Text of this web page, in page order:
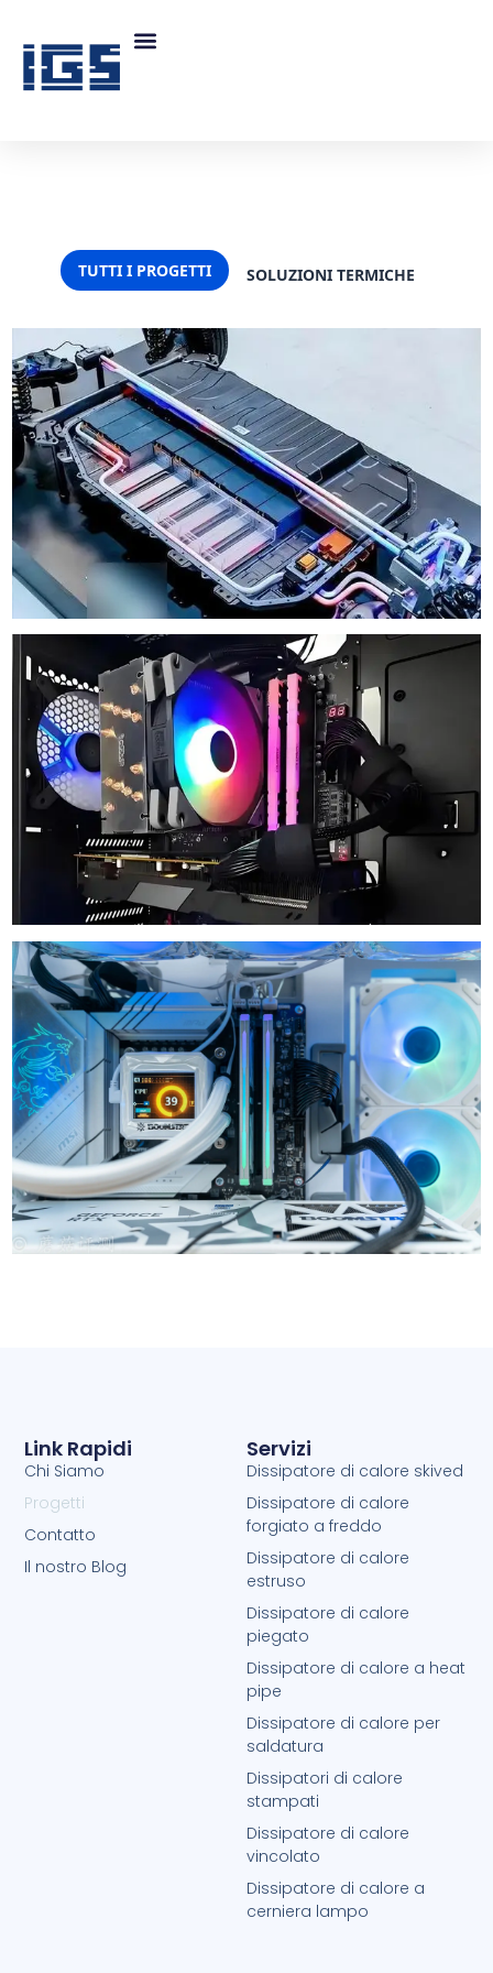
TUTTI I PROGETTI SOLUZIONI TERMICHE
Dissipatore Di Calore Per Batteria Di Veicoli A
Nuova Energia
Dissipatore Di Calore CPU
Dissipatore Di Calore Per PC
Servizi
Dissipatore di calore skived
Dissipatore di calore
forgiato a freddo
Dissipatore di calore
estruso
Dissipatore di calore
piegato
Dissipatore di calore a heat
pipe
Dissipatore di calore per
saldatura
Dissipatori di calore
stampati
Dissipatore di calore
vincolato
Dissipatore di calore a
cerniera lampo
Link Rapidi
Chi Siamo
Progetti
Contatto
Il nostro Blog